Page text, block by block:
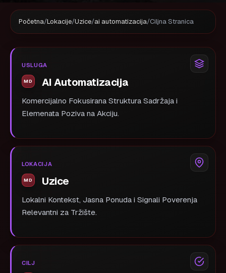
Početna/Lokacije/Uzice/ai automatizacija/Ciljna Stranica
USLUGA
AI Automatizacija
Komercijalno Fokusirana Struktura Sadržaja i
Elemenata Poziva na Akciju.
LOKACIJA
Uzice
Lokalni Kontekst, Jasna Ponuda i Signali Poverenja
Relevantni za Tržište.
CILJ